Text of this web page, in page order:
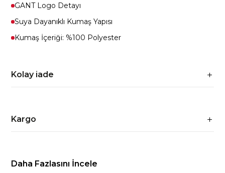
GANT Logo Detayı
Suya Dayanıklı Kumaş Yapısı
Kumaş İçeriği: %100 Polyester
Kolay iade
Kargo
Daha Fazlasını İncele